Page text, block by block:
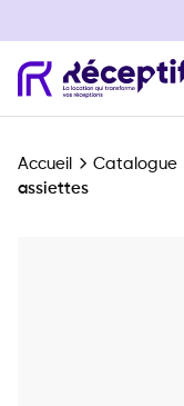
Navigation principale
Accueil Catalogue
assiettes